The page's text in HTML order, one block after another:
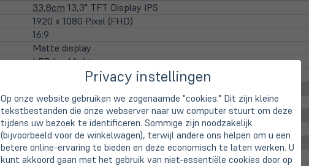
33,8cm 13,3" TFT Display IPS
1920 x 1080 Pixel (FHD)
16:9
Matte display
LED backlight
nicht vorhanden
integrierte HD WebCam
16 GB DDR4 (onboard / kein Steckplatz)
(öffnet512GB SSD M.2 PCIe/NVMe
Privacy instellingen
Op onze website gebruiken we zogenaamde "cookies." Dit zijn kleine
tekstbestanden die onze webserver naar uw computer stuurt om deze
tijdens uw bezoek te identificeren. Sommige zijn noodzakelijk
(bijvoorbeeld voor de winkelwagen), terwijl andere ons helpen om u een
betere online-ervaring te bieden en deze economisch te laten werken. U
kunt akkoord gaan met het gebruik van niet-essentiële cookies door op